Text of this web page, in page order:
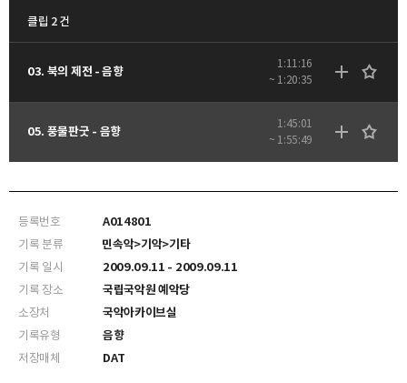
클립 2 건
03. 북의 제전 - 음향
1:11:16
~ 1:20:35
05. 풍물판굿 - 음향
1:45:01
~ 1:55:49
등록번호
A014801
기록 분류
민속악>기악>기타
기록 일시
2009.09.11 - 2009.09.11
기록 장소
국립국악원 예악당
소장처
국악아카이브실
기록유형
음향
저장매체
DAT